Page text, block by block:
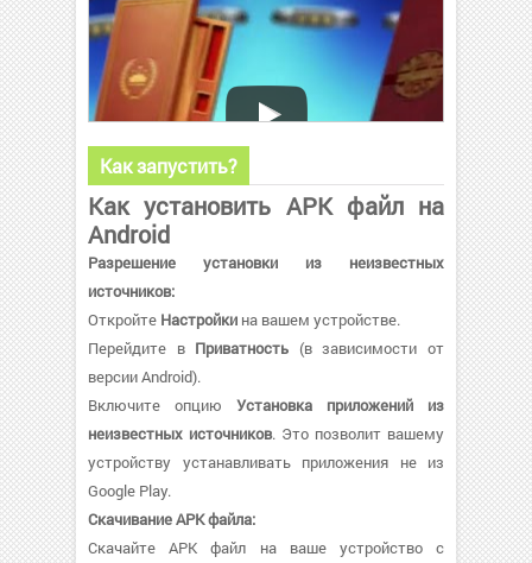
Как запустить?
Как установить APK файл на
Android
Разрешение установки из неизвестных
источников:
Откройте Настройки на вашем устройстве.
Перейдите в Приватность (в зависимости от
версии Android).
Включите опцию Установка приложений из
неизвестных источников. Это позволит вашему
устройству устанавливать приложения не из
Google Play.
Скачивание APK файла:
Скачайте APK файл на ваше устройство с